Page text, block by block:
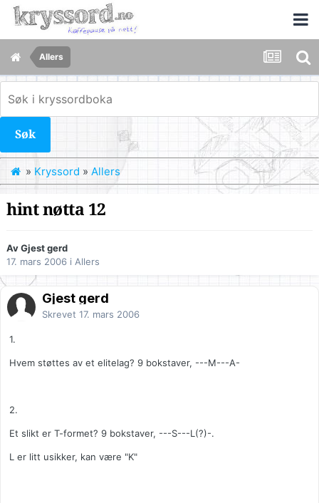
Allers
Søk
» Kryssord » Allers
hint nøtta 12
Av Gjest gerd
17. mars 2006 i Allers
Gjest gerd
Skrevet 17. mars 2006
1.
Hvem støttes av et elitelag? 9 bokstaver, ---M---A-
2.
Et slikt er T-formet? 9 bokstaver, ---S---L(?)-.
L er litt usikker, kan være "K"